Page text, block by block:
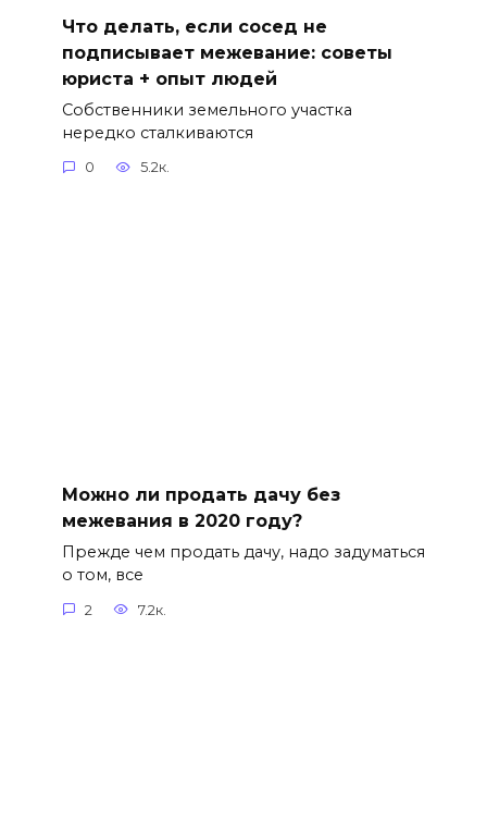
Что делать, если сосед не
подписывает межевание: советы
юриста + опыт людей
Собственники земельного участка
нередко сталкиваются
0 5.2к.
Можно ли продать дачу без
межевания в 2020 году?
Прежде чем продать дачу, надо задуматься
о том, все
2 7.2к.